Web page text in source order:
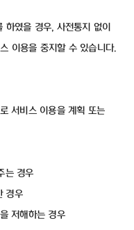
였을 경우, 사전통지 없이
이용을 중지할 수 있습니다.
서비스 이용을 계획 또는
는 경우
경우
저해하는 경우